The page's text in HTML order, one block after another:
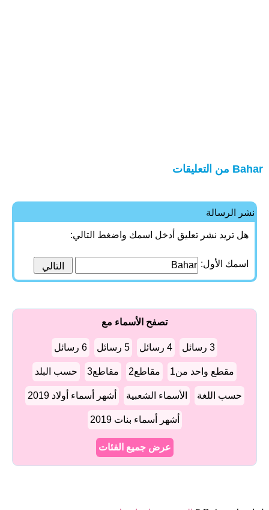
Bahar من التعليقات
نشر الرسالة
هل تريد نشر تعليق أدخل اسمك واضغط التالي:
اسمك الأول:
تصفح الأسماء مع
3 رسائل 4 رسائل 5 رسائل 6 رسائل
مقطع واحد من1 مقاطع2 مقاطع3 حسب البلد
حسب اللغة الأسماء الشعبية أشهر أسماء أولاد 2019
أشهر أسماء بنات 2019
عرض جميع الفئات